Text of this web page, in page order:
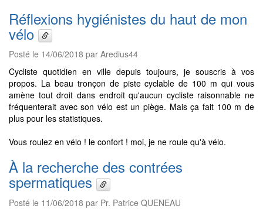
Réflexions hygiénistes du haut de mon
vélo
Posté le 14/06/2018 par Aredius44
Cycliste quotidien en ville depuis toujours, je souscris à vos
propos. La beau tronçon de piste cyclable de 100 m qui vous
amène tout droit dans endroit qu'aucun cycliste raisonnable ne
fréquenterait avec son vélo est un piège. Mais ça fait 100 m de
plus pour les statistiques.
Vous roulez en vélo ! le confort ! moi, je ne roule qu'à vélo.
À la recherche des contrées
spermatiques
Posté le 11/06/2018 par Pr. Patrice QUENEAU